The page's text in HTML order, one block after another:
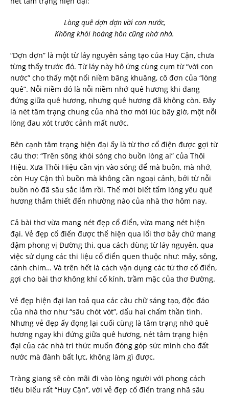
Lòng quê dợn dợn vời con nước,
Không khói hoàng hôn cũng nhớ nhà.
“Dợn dợn” là một từ láy nguyên sáng tạo của Huy Cận, chưa
từng thấy trước đó. Từ láy này hô ứng cùng cụm từ “vời con
nước” cho thấy một nổi niềm bâng khuâng, cô đơn của “lòng
quê”. Nỗi niềm đó là nỗi niềm nhớ quê hương khi đang
đứng giữa quê hương, nhưng quê hương đã không còn. Đây
là nét tâm trạng chung của nhà thơ mới lúc bây giờ, một nỗi
lòng đau xót trước cảnh mất nước.
Bên cạnh tâm trạng hiện đại ấy là từ thơ cổ điện được gợi từ
câu thơ: “Trên sông khói sóng cho buồn lòng ai” của Thôi
Hiệu. Xưa Thôi Hiệu cần vịn vào sóng để mà buồn, mà nhớ,
còn Huy Cận thì buồn mà không cần ngoại cảnh, bởi từ nỗi
buồn nó đã sâu sắc lắm rồi. Thế mới biết tấm lòng yêu quê
hương thắm thiết đến nhường nào của nhà thơ hôm nay.
Cả bài thơ vừa mang nét đẹp cổ điển, vừa mang nét hiện
đại. Vẻ đẹp cổ điển được thể hiện qua lối thơ bảy chữ mang
đậm phong vị Đường thi, qua cách dùng từ láy nguyên, qua
việc sử dụng các thi liệu cổ điển quen thuộc như: mây, sông,
cánh chim… Và trên hết là cách vận dụng các tứ thơ cổ điển,
gợi cho bài thơ không khí cổ kính, trầm mặc của thơ Đường.
Vẻ đẹp hiện đại lan toả qua các câu chữ sáng tạo, độc đáo
của nhà thơ như “sâu chót vót”, dấu hai chấm thần tình.
Nhưng vẻ đẹp ấy đọng lại cuối cùng là tâm trạng nhớ quê
hương ngay khi đứng giữa quê hương, nét tâm trạng hiện
đại của các nhà tri thức muốn đóng góp sức mình cho đất
nước mà đành bất lực, không làm gì được.
Tràng giang sẽ còn mãi đi vào lòng người với phong cách
tiêu biểu rất “Huy Cận”, với vẻ đẹp cổ điển trang nhã sâu